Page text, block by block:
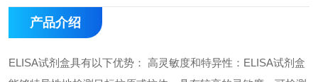
产品介绍
ELISA试剂盒具有以下优势： 高灵敏度和特异性：ELISA试剂盒